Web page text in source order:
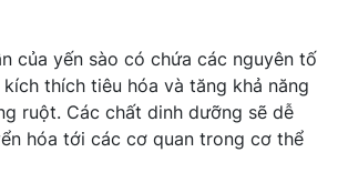
của yến sào có chứa các nguyên tố
thích tiêu hóa và tăng khả năng
ruột. Các chất dinh dưỡng sẽ dễ
hóa tới các cơ quan trong cơ thể